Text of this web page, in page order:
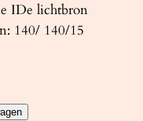
IDe lichtbron
140/ 140/15